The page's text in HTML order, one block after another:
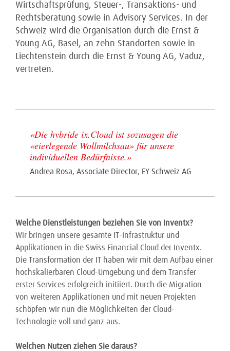
Wirtschaftsprüfung, Steuer-, Transaktions- und
Rechtsberatung sowie in Advisory Services. In der
Schweiz wird die Organisation durch die Ernst &
Young AG, Basel, an zehn Standorten sowie in
Liechtenstein durch die Ernst & Young AG, Vaduz,
vertreten.
«Die hybride ix.Cloud ist sozusagen die
«eierlegende Wollmilchsau» für unsere
individuellen Bedürfnisse.»
Andrea Rosa, Associate Director, EY Schweiz AG
Welche Dienstleistungen beziehen Sie von Inventx?
Wir bringen unsere gesamte IT-Infrastruktur und
Applikationen in die Swiss Financial Cloud der Inventx.
Die Transformation der IT haben wir mit dem Aufbau einer
hochskalierbaren Cloud-Umgebung und dem Transfer
erster Services erfolgreich initiiert. Durch die Migration
von weiteren Applikationen und mit neuen Projekten
schöpfen wir nun die Möglichkeiten der Cloud-
Technologie voll und ganz aus.
Welchen Nutzen ziehen Sie daraus?